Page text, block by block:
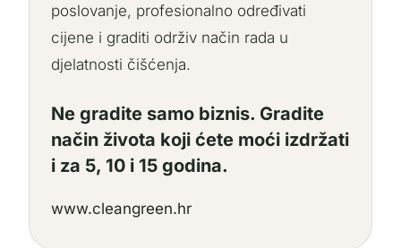
poslovanje, profesionalno određivati
cijene i graditi održiv način rada u
djelatnosti čišćenja.
Ne gradite samo biznis. Gradite
način života koji ćete moći izdržati
i za 5, 10 i 15 godina.
www.cleangreen.hr